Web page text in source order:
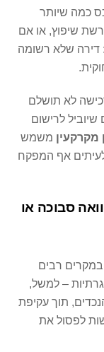
כמה שיותר
שיפוץ, או אם
דירה שלא רשומה
לא תושלם
לרישום
מקרקעין משמש
אף המפקח
סבוכה או
רבים
– למשל,
תוך עקיפת
לפסול את